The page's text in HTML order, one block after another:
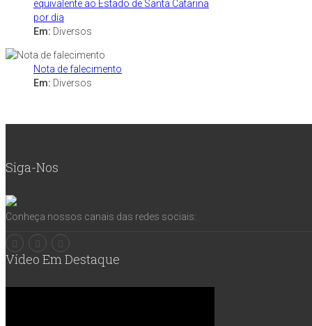
equivalente ao Estado de Santa Catarina
por dia
Em: Diversos
Nota de falecimento
Em: Diversos
Siga-Nos
Conheça nossos canais das redes sociais:
Vídeo Em Destaque